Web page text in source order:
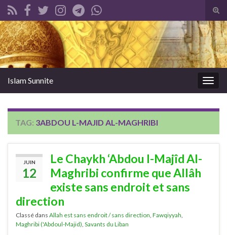
Search for:
Islam Sunnite
TAG: 3ABDOU L-MAJID AL-MAGHRIBI
JUIN
12
Le Chaykh ‘Abdou l-Majîd Al-
Maghribi confirme que Allâh
existe sans endroit et sans
direction
Classé dans Allah est sans endroit / sans direction Fawqiyyah
Maghribi ('Abdoul-Majid) Savants du Liban